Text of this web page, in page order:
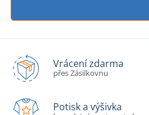
Vrácení zdarma
přes Zásilkovnu
Potisk a výšivka